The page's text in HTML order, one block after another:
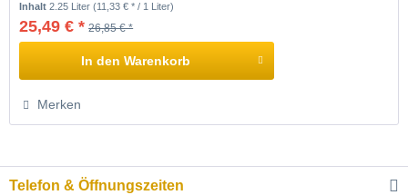
Orangenblütenhonig, 11% Vol. Kastanienhonig Geschmack
lieblich, intensive Honignote Aroma je nach...
Inhalt2.25 Liter(11,33 € * / 1 Liter)
25,49 € * 26,85 € *
In den Warenkorb
Merken
Telefon & Öffnungszeiten